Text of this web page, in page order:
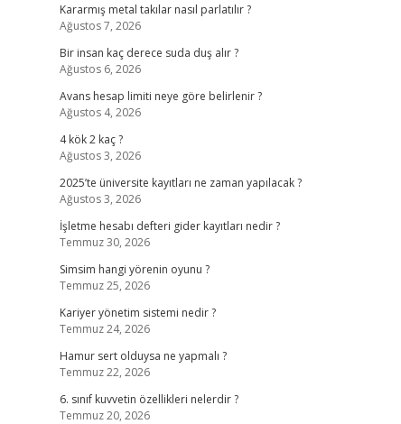
Kararmış metal takılar nasıl parlatılır ?
Ağustos 7, 2026
Bir insan kaç derece suda duş alır ?
Ağustos 6, 2026
Avans hesap limiti neye göre belirlenir ?
Ağustos 4, 2026
4 kök 2 kaç ?
Ağustos 3, 2026
2025’te üniversite kayıtları ne zaman yapılacak ?
Ağustos 3, 2026
İşletme hesabı defteri gider kayıtları nedir ?
Temmuz 30, 2026
Simsim hangi yörenin oyunu ?
Temmuz 25, 2026
Kariyer yönetim sistemi nedir ?
Temmuz 24, 2026
Hamur sert olduysa ne yapmalı ?
Temmuz 22, 2026
6. sınıf kuvvetin özellikleri nelerdir ?
Temmuz 20, 2026